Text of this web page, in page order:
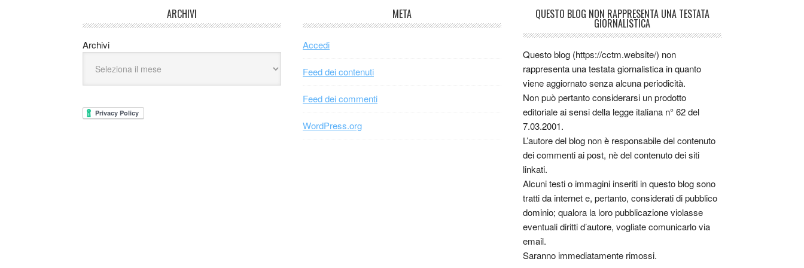
ARCHIVI
Archivi
META
Accedi
Feed dei contenuti
Feed dei commenti
WordPress.org
QUESTO BLOG NON RAPPRESENTA UNA TESTATA
GIORNALISTICA
Questo blog (https://cctm.website/) non
rappresenta una testata giornalistica in quanto
viene aggiornato senza alcuna periodicità.
Non può pertanto considerarsi un prodotto
editoriale ai sensi della legge italiana n° 62 del
7.03.2001.
L’autore del blog non è responsabile del contenuto
dei commenti ai post, nè del contenuto dei siti
linkati.
Alcuni testi o immagini inseriti in questo blog sono
tratti da internet e, pertanto, considerati di pubblico
dominio; qualora la loro pubblicazione violasse
eventuali diritti d’autore, vogliate comunicarlo via
email.
Saranno immediatamente rimossi.